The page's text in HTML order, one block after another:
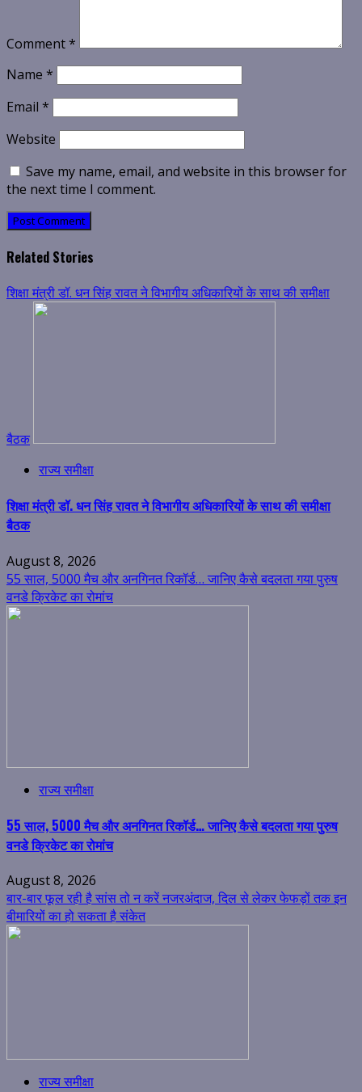
Comment*
Name *
Email *
Website
Save my name, email, and website in this browser for
the next time I comment.
Related Stories
शिक्षा मंत्री डॉ. धन सिंह रावत ने विभागीय अधिकारियों के साथ की समीक्षा
बैठक
राज्य समीक्षा
शिक्षा मंत्री डॉ. धन सिंह रावत ने विभागीय अधिकारियों के साथ की समीक्षा
बैठक
August 8, 2026
55 साल, 5000 मैच और अनगिनत रिकॉर्ड… जानिए कैसे बदलता गया पुरुष
वनडे क्रिकेट का रोमांच
राज्य समीक्षा
55 साल, 5000 मैच और अनगिनत रिकॉर्ड… जानिए कैसे बदलता गया पुरुष
वनडे क्रिकेट का रोमांच
August 8, 2026
बार-बार फूल रही है सांस तो न करें नजरअंदाज, दिल से लेकर फेफड़ों तक इन
बीमारियों का हो सकता है संकेत
राज्य समीक्षा